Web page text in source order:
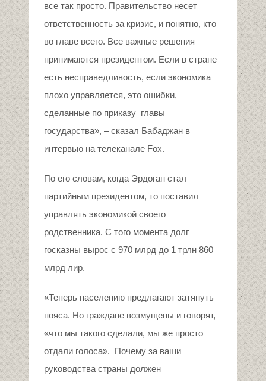
все так просто. Правительство несет
ответственность за кризис, и понятно, кто
во главе всего. Все важные решения
принимаются президентом. Если в стране
есть несправедливость, если экономика
плохо управляется, это ошибки,
сделанные по приказу главы
государства», – сказал Бабаджан в
интервью на телеканале Fox.
По его словам, когда Эрдоган стал
партийным президентом, то поставил
управлять экономикой своего
родственника. С того момента долг
госказны вырос с 970 млрд до 1 трлн 860
млрд лир.
«Теперь населению предлагают затянуть
пояса. Но граждане возмущены и говорят,
«что мы такого сделали, мы же просто
отдали голоса». Почему за ваши
руководства страны должен